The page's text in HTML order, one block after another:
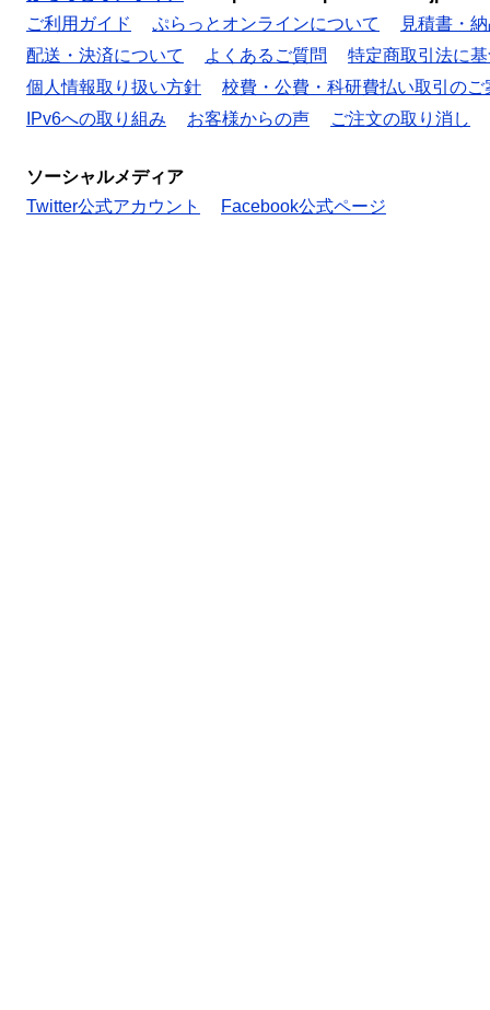
ご利用ガイド
ぷらっとオンラインについて
見積書・
配送・決済について
よくあるご質問
特定商取引法に
個人情報取り扱い方針
校費・公費・科研費払い取引のご
IPv6への取り組み
お客様からの声 ご注文の取り消し
ソーシャルメディア
Twitter公式アカウント
Facebook公式ページ